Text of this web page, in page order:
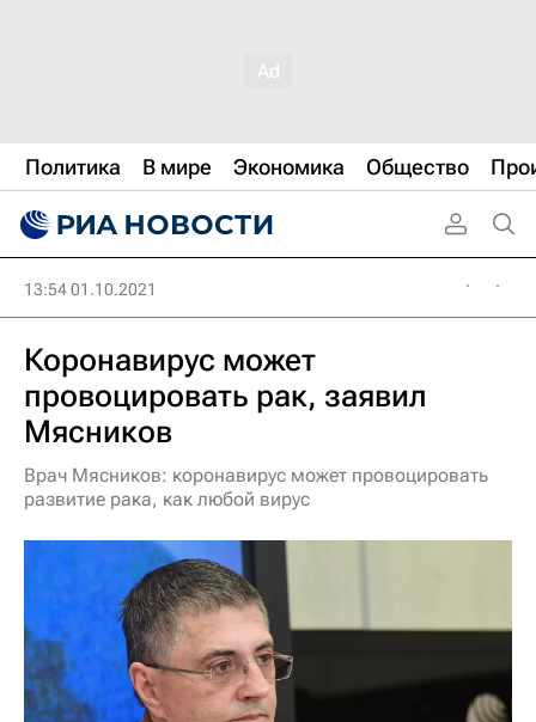
Политика В мире Экономика Общество
13:54 01.10.2021
Коронавирус может
провоцировать рак, заявил
Мясников
Врач Мясников: коронавирус может провоцировать
развитие рака, как любой вирус